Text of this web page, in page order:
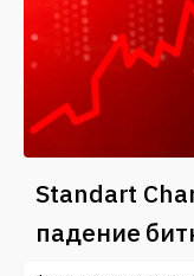
Standart
падение